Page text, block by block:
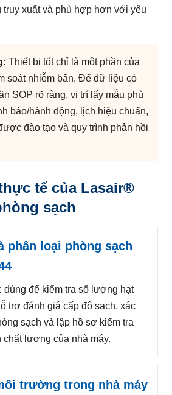
truy xuất và phù hợp hơn với yêu
Thiết bị tốt chỉ là một phần của
soát nhiễm bẩn. Để dữ liệu có
SOP rõ ràng, vị trí lấy mẫu phù
báo/hành động, lịch hiệu chuẩn,
đào tạo và quy trình phản hồi
tế của Lasair®
sạch
phân loại phòng sạch
để kiểm tra số lượng hạt
trợ đánh giá cấp độ sạch, xác
sạch và lập hồ sơ kiểm tra
lượng của nhà máy.
trường trong nhà máy